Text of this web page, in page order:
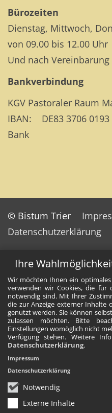
Ihre
Wir möchten Ihnen ein
verwenden wir Cookies, die für
notwendig sind. Mit Ihrer
die zur Anzeige externer Inhalte
genutzt werden. Sie können
zulassen möchten. Bitte
Einstellungen womöglich nicht
Verfügung stehen. Weitere
Datenschutzerklärung.
Notwendig
Externe Inhalte
Impressum
Datenschutzerklärung
Bürozeiten
Dienstag, Mittwoch,
von 09.00 bis 12.00 Uhr
Und nach Vereinbarung
Bankverbindung
KGV Pastoraler Raum
IBAN: DE83 3706 0193
Bank
© Bistum Trier
Datenschutzerklärung